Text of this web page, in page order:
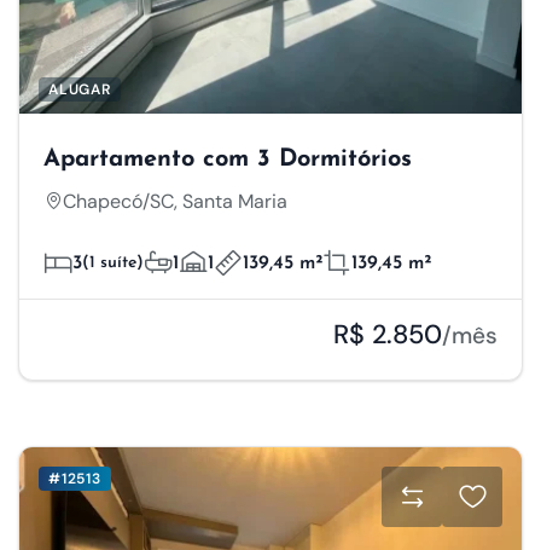
ALUGAR
Apartamento com 3 Dormitórios
Chapecó/SC, Santa Maria
3(1 suíte) 1 1 139,45 m² 139,45 m²
R$ 2.850/mês
#12513